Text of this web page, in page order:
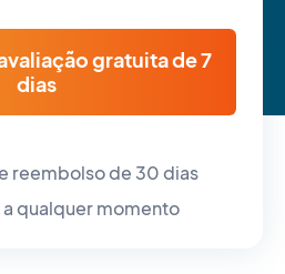
gratuita de 7
dias
reembolso de 30 dias
a qualquer momento